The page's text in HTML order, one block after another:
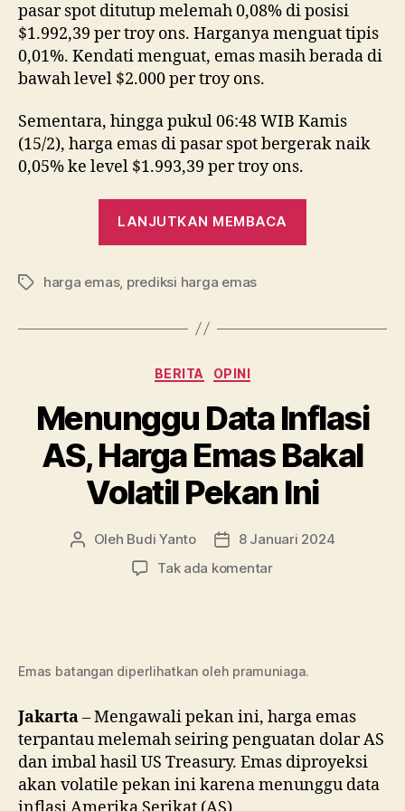
pasar spot ditutup melemah 0,08% di posisi
$1.992,39 per troy ons. Harganya menguat tipis
0,01%. Kendati menguat, emas masih berada di
bawah level $2.000 per troy ons.
Sementara, hingga pukul 06:48 WIB Kamis
(15/2), harga emas di pasar spot bergerak naik
0,05% ke level $1.993,39 per troy ons.
LANJUTKAN MEMBACA
Harga
Sulit
Naik”
Tag harga emas, prediksi harga emas
Kategori
BERITA OPINI
Menunggu Data Inflasi
AS, Harga Emas Bakal
Volatil Pekan Ini
Penulis
Oleh Budi Yanto
Tanggal
artikel
8 Januari 2024
Tak ada komentarpada
Harga
Volatil
Pekan
Ini
Emas batangan diperlihatkan oleh pramuniaga.
Jakarta– Mengawali pekan ini, harga emas
terpantau melemah seiring penguatan dolar AS
dan imbal hasil US Treasury. Emas diproyeksi
akan volatile pekan ini karena menunggu data